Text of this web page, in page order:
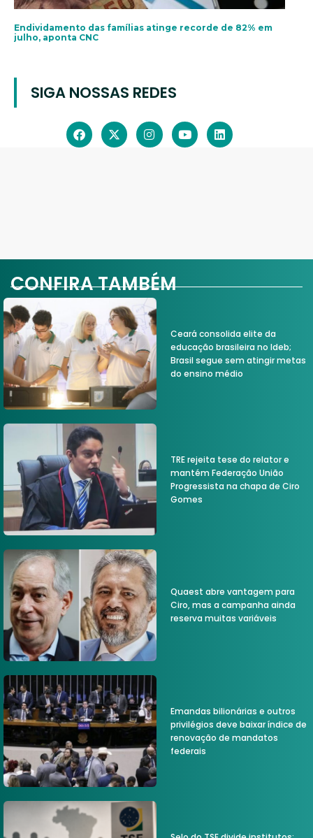
Endividamento das famílias atinge recorde de 82% em
julho, aponta CNC
SIGA NOSSAS REDES
CONFIRA TAMBÉM
Ceará consolida elite da
educação brasileira no Ideb;
Brasil segue sem atingir metas
do ensino médio
TRE rejeita tese do relator e
mantém Federação União
Progressista na chapa de Ciro
Gomes
Quaest abre vantagem para
Ciro, mas a campanha ainda
reserva muitas variáveis
Emandas bilionárias e outros
privilégios deve baixar índice de
renovação de mandatos
federais